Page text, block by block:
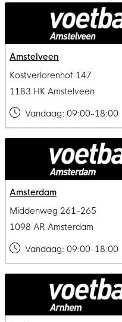
Amstelveen
Kostverlorenhof 147
1183 HK Amstelveen
Vandaag: 09:00-18:00
Amsterdam
Middenweg 261-265
1098 AR Amsterdam
Vandaag: 09:00-18:00